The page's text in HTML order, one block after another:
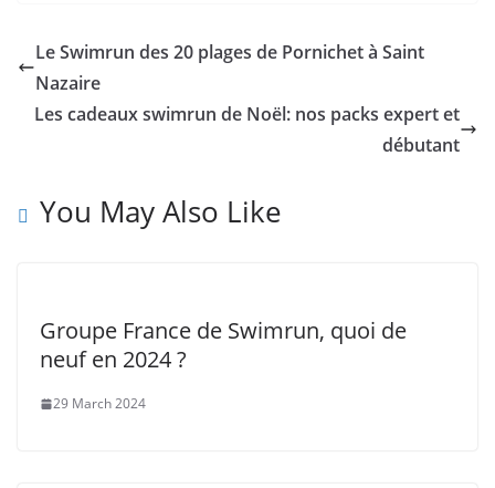
Le Swimrun des 20 plages de Pornichet à Saint
Nazaire
Les cadeaux swimrun de Noël: nos packs expert et
débutant
You May Also Like
Groupe France de Swimrun, quoi de
neuf en 2024 ?
29 March 2024